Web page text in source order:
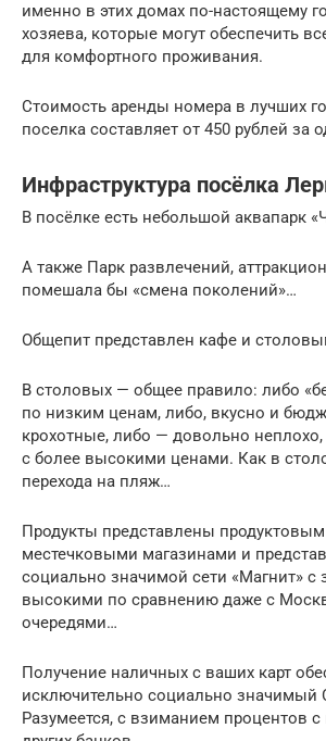
именно в этих домах по-настоящему
хозяева, которые могут обеспечить
для комфортного проживания.
Стоимость аренды номера в лучших
поселка составляет от 450 рублей за
Инфраструктура посёлка
В посёлке есть небольшой аквапарк
А также Парк развлечений,
помешала бы «смена поколений»…
Общепит представлен кафе и
В столовых — общее правило: либо
по низким ценам, либо, вкусно и
крохотные, либо — довольно
с более высокими ценами. Как в
перехода на пляж…
Продукты представлены
местечковыми магазинами и
социально значимой сети «Магнит» с
высокими по сравнению даже с
очередями…
Получение наличных с ваших карт
исключительно социально значимый
Разумеется, с взиманием процентов с